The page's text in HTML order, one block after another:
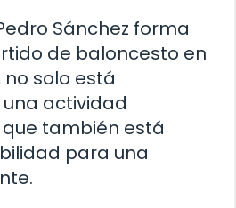
Sánchez forma
de baloncesto en
solo está
actividad
también está
para una